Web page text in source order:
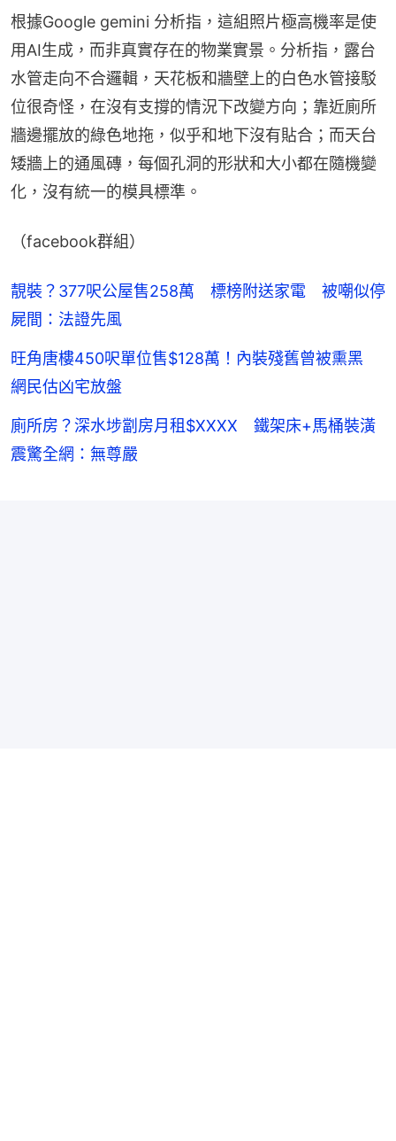
根據Google gemini 分析指，這組照片極高機率是使
用AI生成，而非真實存在的物業實景。分析指，露台
水管走向不合邏輯，天花板和牆壁上的白色水管接駁
位很奇怪，在沒有支撐的情況下改變方向；靠近廁所
牆邊擺放的綠色地拖，似乎和地下沒有貼合；而天台
矮牆上的通風磚，每個孔洞的形狀和大小都在隨機變
化，沒有統一的模具標準。
（facebook群組）
靚裝？377呎公屋售258萬 標榜附送家電 被嘲似停
屍間：法證先風
旺角唐樓450呎單位售$128萬！內裝殘舊曾被熏黑
網民估凶宅放盤
廁所房？深水埗劏房月租$XXXX 鐵架床+馬桶裝潢
震驚全網：無尊嚴